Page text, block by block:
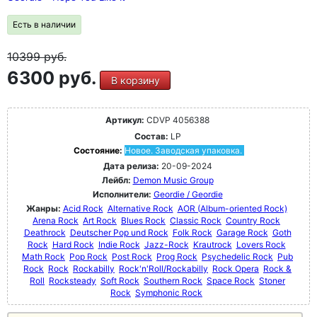
Есть в наличии
10399руб.
6300 руб. В корзину
Артикул: CDVP 4056388
Состав: LP
Состояние: Новое. Заводская упаковка.
Дата релиза: 20-09-2024
Лейбл: Demon Music Group
Исполнители: Geordie / Geordie
Жанры: Acid Rock Alternative Rock AOR (Album-oriented Rock)
Arena Rock Art Rock Blues Rock Classic Rock Country Rock
Deathrock Deutscher Pop und Rock Folk Rock Garage Rock Goth
Rock Hard Rock Indie Rock Jazz-Rock Krautrock Lovers Rock
Math Rock Pop Rock Post Rock Prog Rock Psychedelic Rock Pub
Rock Rock Rockabilly Rock'n'Roll/Rockabilly Rock Opera Rock &
Roll Rocksteady Soft Rock Southern Rock Space Rock Stoner
Rock Symphonic Rock